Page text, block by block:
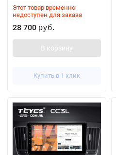
Этот товар временно
недоступен для заказа
28 700 руб.
В корзину
Купить в 1 клик